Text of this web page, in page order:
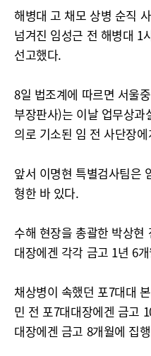
해병대 고 채모 상병 순직
넘겨진 임성근 전 해병대 1
선고했다.
8일 법조계에 따르면 서울
부장판사)는 이날 업무상과
의로 기소된 임 전 사단장
앞서 이명현 특별검사팀은
형한 바 있다.
수해 현장을 총괄한 박상현
대장에겐 각각 금고 1년 6
채상병이 속했던 포7대대
민 전 포7대대장에겐 금고
대장에겐 금고 8개월에 집